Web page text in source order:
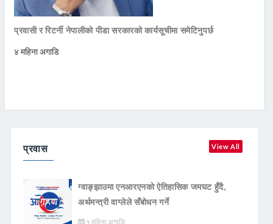
प्रवासी र रिटर्नी नेपालीको पीडा सरकारको कार्यसूचीमा समेटिनुपर्छ
४ महिना अगाडि
प्रवास View All
ग्वाङ्झाउमा एनआरएनको ऐतिहासिक जमघट हुँदै,
अर्थमन्त्री वाग्लेले सँबोधन गर्ने
१ महिना अगाडि